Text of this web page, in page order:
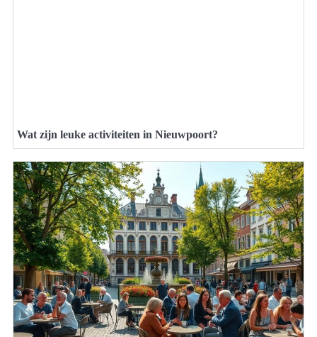
Wat zijn leuke activiteiten in Nieuwpoort?